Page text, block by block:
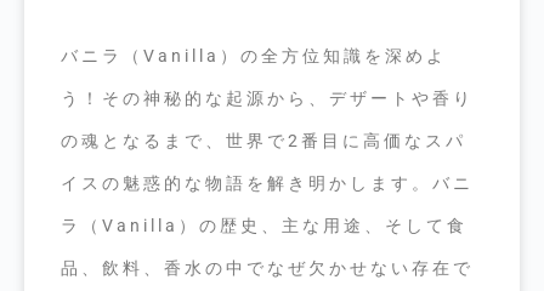
バニラ（Vanilla）の全方位知識を深めよ
う！その神秘的な起源から、デザートや香り
の魂となるまで、世界で2番目に高価なスパ
イスの魅惑的な物語を解き明かします。バニ
ラ（Vanilla）の歴史、主な用途、そして食
品、飲料、香水の中でなぜ欠かせない存在で